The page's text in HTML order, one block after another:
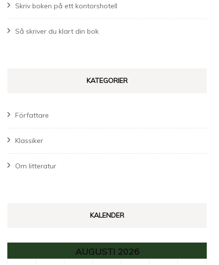
Skriv boken på ett kontorshotell
Så skriver du klart din bok
KATEGORIER
Författare
Klassiker
Om litteratur
KALENDER
AUGUSTI 2026